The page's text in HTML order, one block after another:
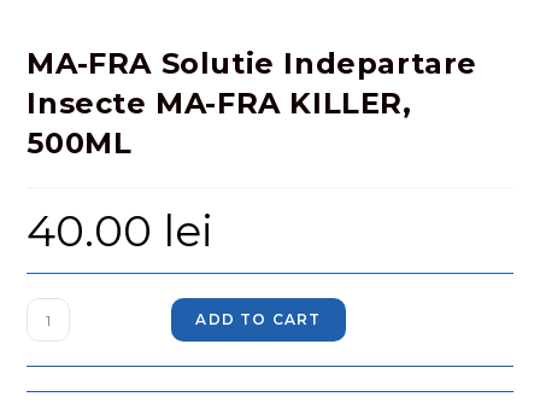
MA-FRA Solutie Indepartare
Insecte MA-FRA KILLER,
500ML
40.00 lei
ADD TO CART